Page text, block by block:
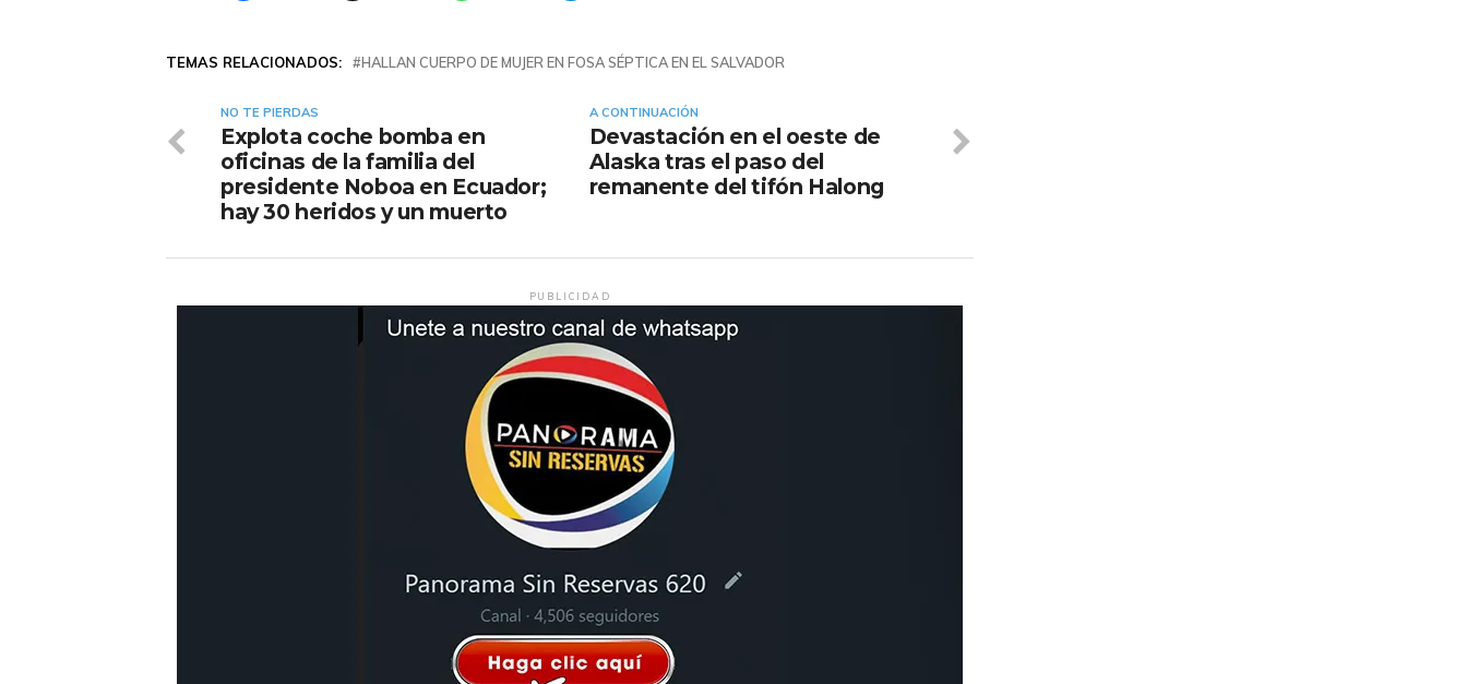
TEMAS RELACIONADOS: HALLAN CUERPO DE MUJER EN FOSA SÉPTICA EN EL SALVADOR
A CONTINUACIÓN
Devastación en el oeste de
Alaska tras el paso del
remanente del tifón Halong
NO TE PIERDAS
Explota coche bomba en
oficinas de la familia del
presidente Noboa en Ecuador;
hay 30 heridos y un muerto
PUBLICIDAD